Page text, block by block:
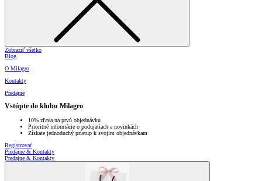
Zobraziť všetko
Blog
O Milagro
Kontakty
Predajne
Vstúpte do klubu Milagro
10% zľava na prvú objednávku
Prioritné informácie o podujatiach a novinkách
Získate jednoduchý prístup k svojim objednávkam
Registrovať
Predajne & Kontakty
Predajne & Kontakty